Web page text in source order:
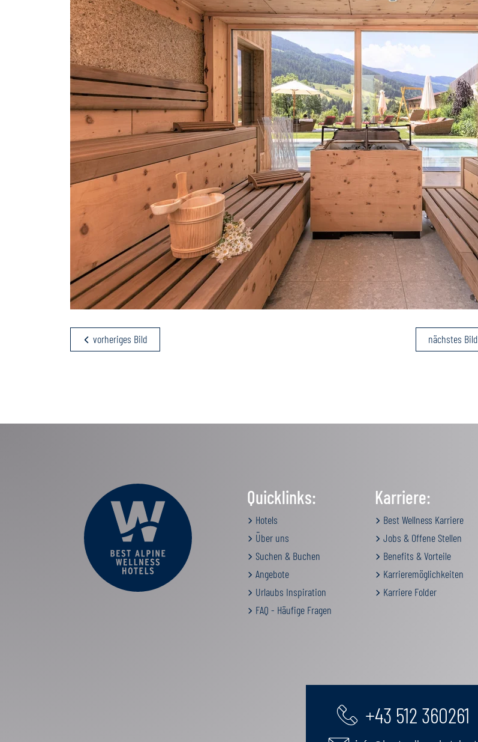
vorheriges Bild nächstes Bild
Quicklinks:
Hotels
Über uns
Suchen & Buchen
Angebote
Urlaubs Inspiration
FAQ - Häufige Fragen
Karriere:
Best Wellness Karriere
Jobs & Offene Stellen
Benefits & Vorteile
Karrieremöglichkeiten
Karriere Folder
+43 512 360261